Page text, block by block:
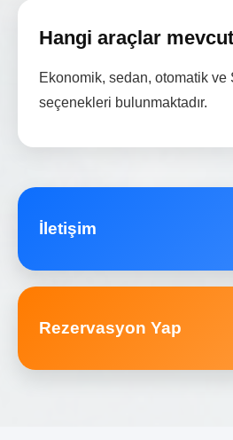
Hangi araçlar
Ekonomik, sedan, otomatik ve
seçenekleri bulunmaktadır.
İletişim
Rezervasyon Yap